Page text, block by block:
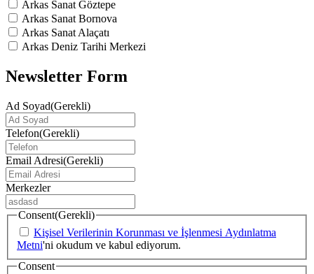
Arkas Sanat Göztepe
Arkas Sanat Bornova
Arkas Sanat Alaçatı
Arkas Deniz Tarihi Merkezi
Newsletter Form
Ad Soyad(Gerekli)
Telefon(Gerekli)
Email Adresi(Gerekli)
Merkezler
Consent(Gerekli)
Kişisel Verilerinin Korunması ve İşlenmesi Aydınlatma
Metni'ni okudum ve kabul ediyorum.
Consent